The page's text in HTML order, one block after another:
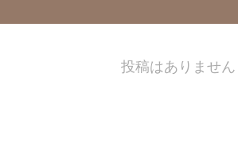
投稿はありません